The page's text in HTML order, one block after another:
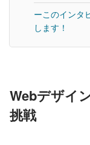
ーこのインタ
します！
Webデザイ
挑戦